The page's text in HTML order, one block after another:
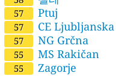
57 Ptuj
57 CE Ljubljanska
57 NG Grčna
55 MS Rakičan
55 Zagorje